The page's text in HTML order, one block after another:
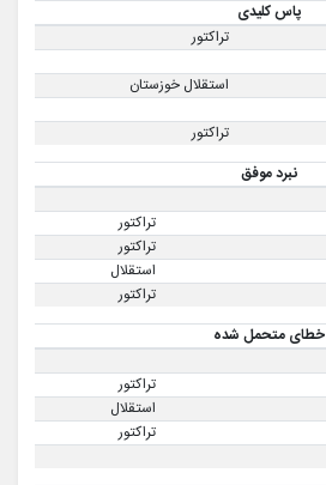
پاس کلیدی
تراکتور
استقلال خوزستان
تراکتور
نبرد موفق
تراکتور
تراکتور
استقلال
تراکتور
خطای متحمل شده
تراکتور
استقلال
تراکتور